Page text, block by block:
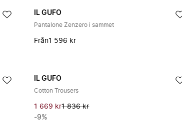
IL GUFO
Pantalone Zenzero i sammet
Från1 596 kr
IL GUFO
Cotton Trousers
1 669 kr1 836 kr
-9%